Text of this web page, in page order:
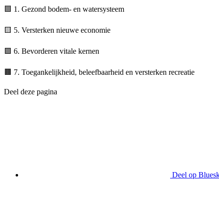
🟦 1. Gezond bodem- en watersysteem
🟨 5. Versterken nieuwe economie
🟪 6. Bevorderen vitale kernen
🟧 7. Toegankelijkheid, beleefbaarheid en versterken recreatie
Deel deze pagina
Deel op